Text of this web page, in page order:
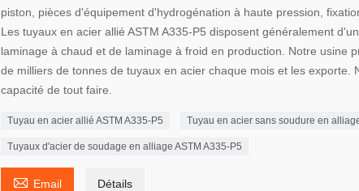
piston, pièces d'équipement d'hydrogénation à haute pression,
Les tuyaux en acier allié ASTM A335-P5 disposent généralement
laminage à chaud et de laminage à froid en production. Notre usine
de milliers de tonnes de tuyaux en acier chaque mois et les exporte.
capacité de tout faire.
Tuyau en acier allié ASTM A335-P5 Tuyau en acier sans soudure en
Tuyaux d'acier de soudage en alliage ASTM A335-P5
 Email Détails